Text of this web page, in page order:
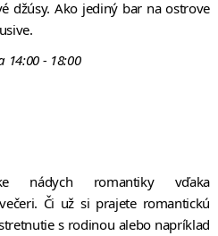
džúsy. Ako jediný bar na ostrove
14:00 - 18:00
nádych romantiky vďaka
Či už si prajete romantickú
s rodinou alebo napríklad